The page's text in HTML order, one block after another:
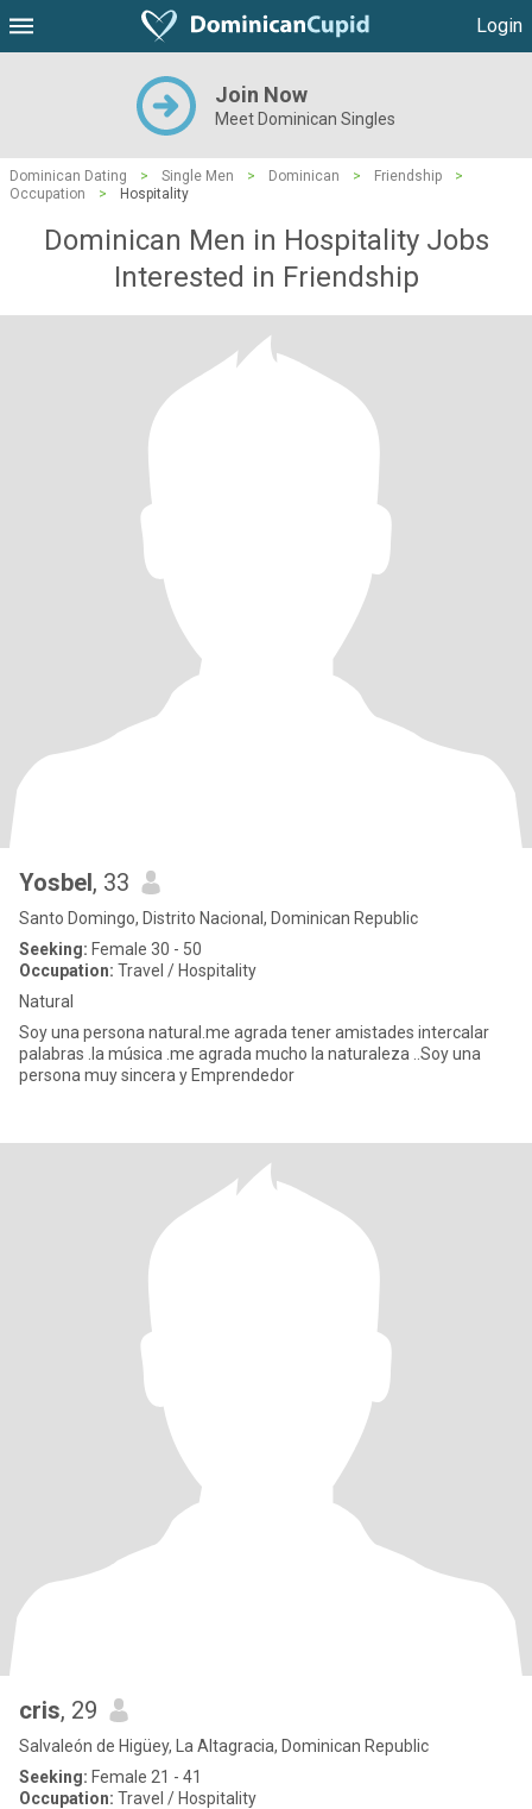
Login
Join Now
Meet Dominican Singles
Dominican Dating > Single Men > Dominican > Friendship
>
Occupation
> Hospitality
Dominican Men in Hospitality Jobs
Interested in Friendship
Yosbel, 33
Santo Domingo, Distrito Nacional, Dominican Republic
Seeking: Female 30 - 50
Occupation: Travel / Hospitality
Natural
Soy una persona natural.me agrada tener amistades intercalar
palabras .la música .me agrada mucho la naturaleza ..Soy una
persona muy sincera y Emprendedor
cris, 29
Salvaleón de Higüey, La Altagracia, Dominican Republic
Seeking: Female 21 - 41
Occupation: Travel / Hospitality